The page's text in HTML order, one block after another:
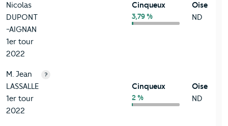
Nicolas
DUPONT
-AIGNAN
1er tour
2022
Cinqueux
3,79 %
Oise
ND
M. Jean
LASSALLE
1er tour
2022
?
Cinqueux
2 %
Oise
ND